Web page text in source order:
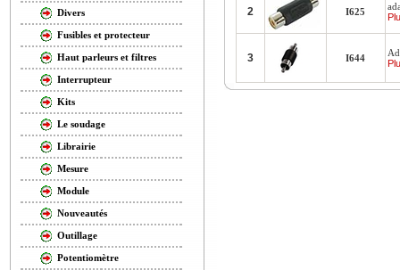
Divers
Fusibles et protecteur
Haut parleurs et filtres
Interrupteur
Kits
Le soudage
Librairie
Mesure
Module
Nouveautés
Outillage
Potentiomètre
2 I625
3 I644